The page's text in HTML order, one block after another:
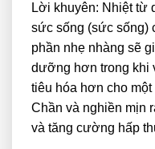
Lời khuyên: Nhiệt từ
sức sống (sức sống)
phần nhẹ nhàng sẽ
dưỡng hơn trong khi
tiêu hóa hơn cho
Chần và nghiền mịn
và tăng cường hấp